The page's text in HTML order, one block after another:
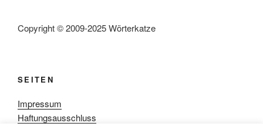
Copyright © 2009-2025 Wörterkatze
SEITEN
Impressum
Haftungsausschluss